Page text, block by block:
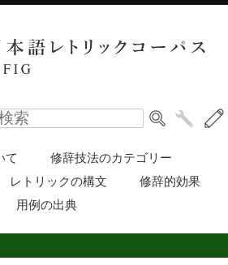
て
修辞技法のカテゴリー
レトリックの構文
修辞的効果
用例の出典